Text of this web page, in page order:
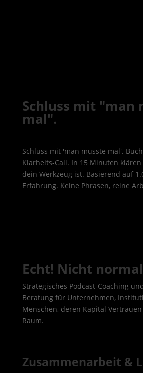
Schluss mit "man
mal".
Schluss mit 'man müsste mal'.
Klarheits-Call. In 15 Minuten
dein Werkzeug ist. Basierend auf
Erfahrung. Keine Phrasen, reine
Echt! Nicht
Strategisches Podcast-Coaching
Beratung für Unternehmen,
Menschen, deren Kapital
Raum.
Zusammenarbeit &